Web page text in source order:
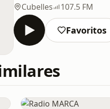
Cubelles
107.5 FM
Favoritos